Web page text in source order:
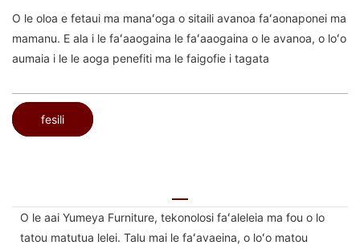
O le oloa e fetaui ma manaʻoga o sitaili avanoa faʻaonaponei ma
mamanu. E ala i le faʻaaogaina le faʻaaogaina o le avanoa, o loʻo
aumaia i le le aoga penefiti ma le faigofie i tagata
fesili
O le aai Yumeya Furniture, tekonolosi faʻaleleia ma fou o lo
tatou matutua lelei. Talu mai le faʻavaeina, o loʻo matou